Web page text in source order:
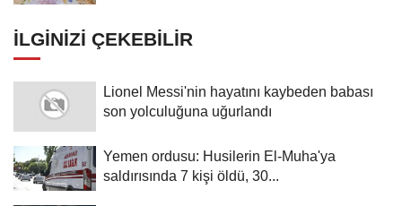
İLGINIZI ÇEKEBILIR
Lionel Messi'nin hayatını kaybeden babası
son yolculuğuna uğurlandı
Yemen ordusu: Husilerin El-Muha'ya
saldırısında 7 kişi öldü, 30...